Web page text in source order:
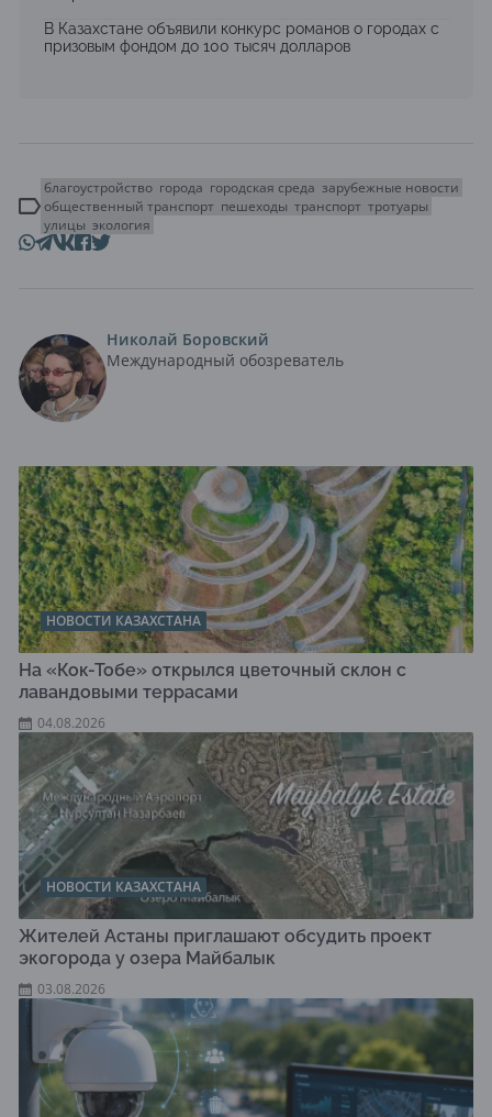
В Казахстане объявили конкурс романов о городах с
призовым фондом до 100 тысяч долларов
благоустройство города городская среда зарубежные новости
общественный транспорт пешеходы транспорт тротуары
улицы экология
Николай Боровский
Международный обозреватель
НОВОСТИ КАЗАХСТАНА
На «Кок-Тобе» открылся цветочный склон с
лавандовыми террасами
04.08.2026
НОВОСТИ КАЗАХСТАНА
Жителей Астаны приглашают обсудить проект
экогорода у озера Майбалык
03.08.2026